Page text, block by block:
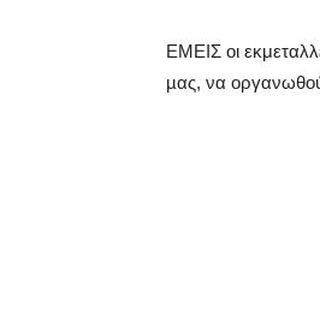
ΕΜΕΙΣ οι
µας, να